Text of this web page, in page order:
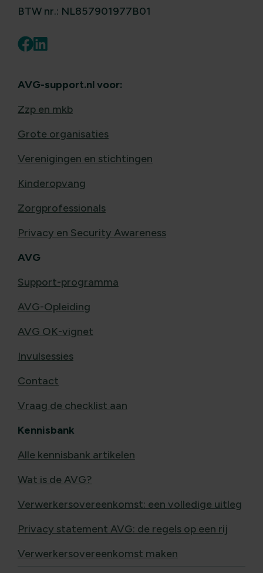
BTW nr.: NL857901977B01
AVG-support.nl voor:
Zzp en mkb
Grote organisaties
Verenigingen en stichtingen
Kinderopvang
Zorgprofessionals
Privacy en Security Awareness
AVG
Support-programma
AVG-Opleiding
AVG OK-vignet
Invulsessies
Contact
Vraag de checklist aan
Kennisbank
Alle kennisbank artikelen
Wat is de AVG?
Verwerkersovereenkomst: een volledige uitleg
Privacy statement AVG: de regels op een rij
Verwerkersovereenkomst maken